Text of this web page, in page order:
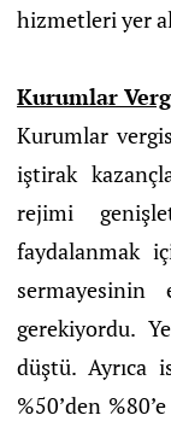
hizmetleri yer
Kurumlar
Kurumlar
iştirak
rejimi
faydalanmak
sermayesinin
gerekiyordu.
düştü. Ayrıca
%50’den